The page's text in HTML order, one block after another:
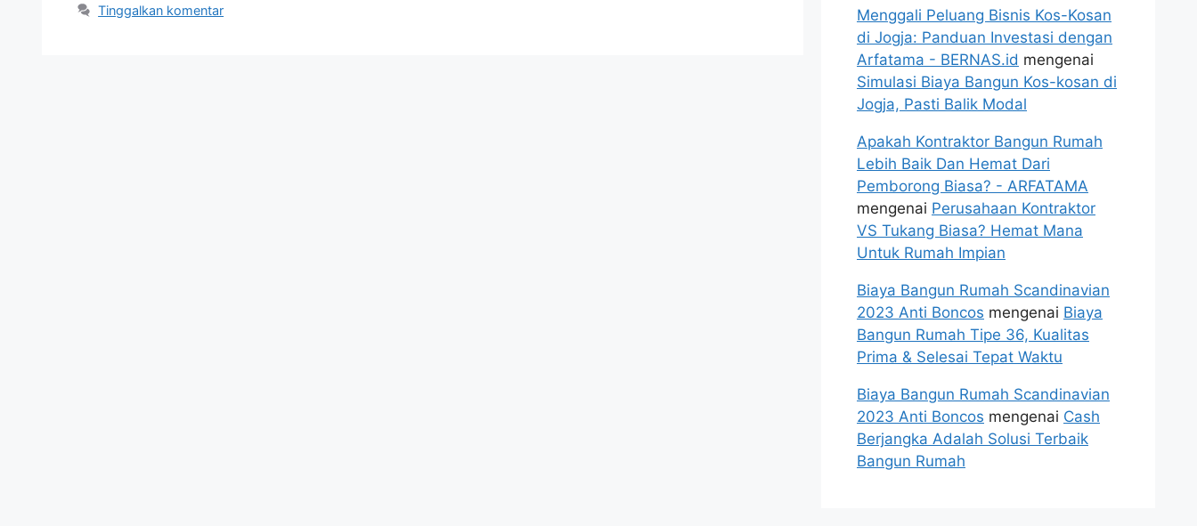
Tinggalkan komentar
Menggali Peluang Bisnis Kos-Kosan
di Jogja: Panduan Investasi dengan
Arfatama - BERNAS.id mengenai
Simulasi Biaya Bangun Kos-kosan di
Jogja, Pasti Balik Modal
Apakah Kontraktor Bangun Rumah
Lebih Baik Dan Hemat Dari
Pemborong Biasa? - ARFATAMA
mengenai Perusahaan Kontraktor
VS Tukang Biasa? Hemat Mana
Untuk Rumah Impian
Biaya Bangun Rumah Scandinavian
2023 Anti Boncos mengenai Biaya
Bangun Rumah Tipe 36, Kualitas
Prima & Selesai Tepat Waktu
Biaya Bangun Rumah Scandinavian
2023 Anti Boncos mengenai Cash
Berjangka Adalah Solusi Terbaik
Bangun Rumah